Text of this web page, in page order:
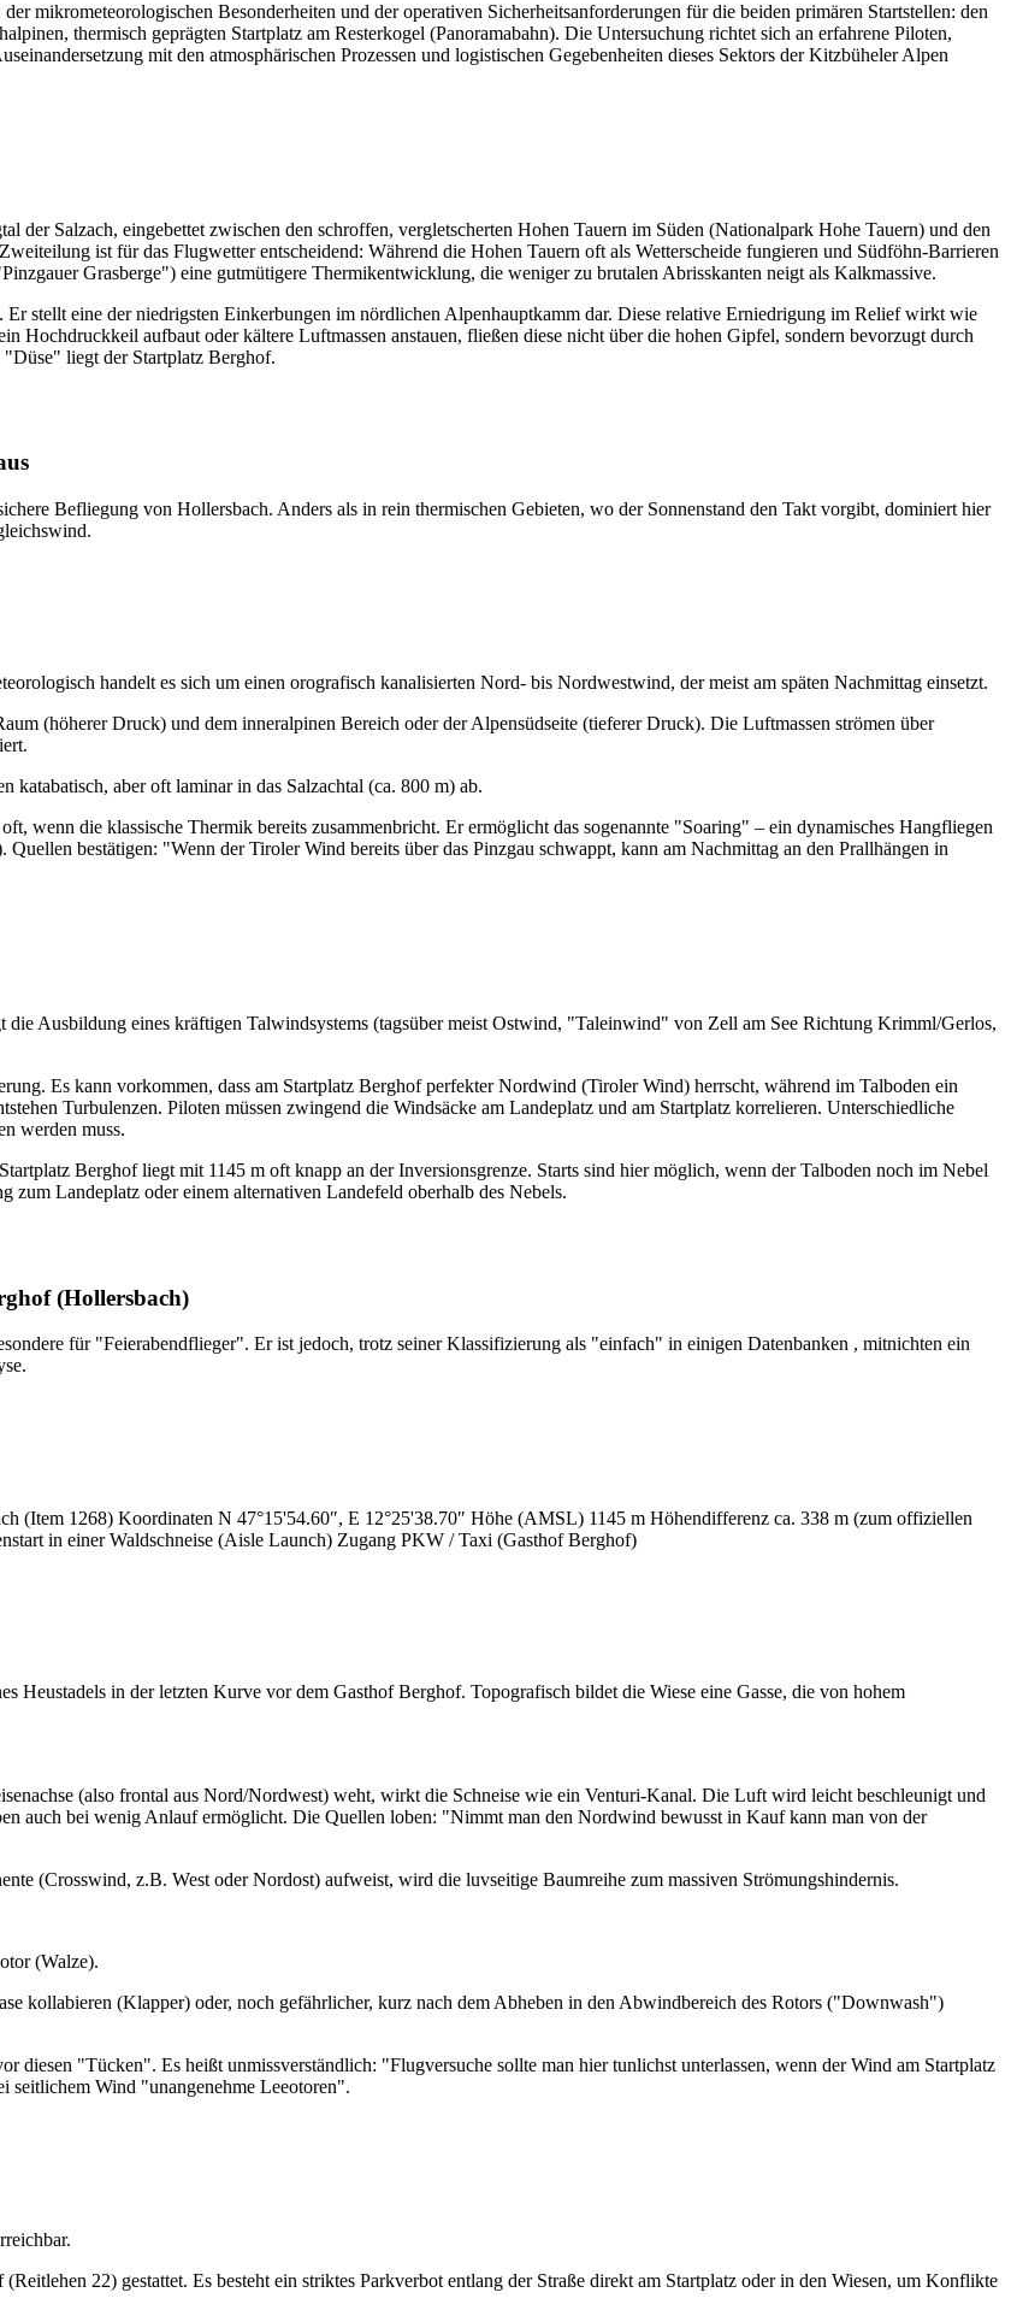
mikrometeorologischen Besonderheiten und der operativen Sicherheitsanforderungen für die beiden primären Startstellen: den
thermisch geprägten Startplatz am Resterkogel (Panoramabahn). Die Untersuchung richtet sich an erfahrene Piloten,
mit den atmosphärischen Prozessen und logistischen Gegebenheiten dieses Sektors der Kitzbüheler Alpen
der Salzach, eingebettet zwischen den schroffen, vergletscherten Hohen Tauern im Süden (Nationalpark Hohe Tauern) und den
ist für das Flugwetter entscheidend: Während die Hohen Tauern oft als Wetterscheide fungieren und Südföhn-Barrieren
Grasberge") eine gutmütigere Thermikentwicklung, die weniger zu brutalen Abrisskanten neigt als Kalkmassive.
stellt eine der niedrigsten Einkerbungen im nördlichen Alpenhauptkamm dar. Diese relative Erniedrigung im Relief wirkt wie
Hochdruckkeil aufbaut oder kältere Luftmassen anstauen, fließen diese nicht über die hohen Gipfel, sondern bevorzugt durch
"Düse" liegt der Startplatz Berghof.
Befliegung von Hollersbach. Anders als in rein thermischen Gebieten, wo der Sonnenstand den Takt vorgibt, dominiert hier
handelt es sich um einen orografisch kanalisierten Nord- bis Nordwestwind, der meist am späten Nachmittag einsetzt.
(höherer Druck) und dem inneralpinen Bereich oder der Alpensüdseite (tieferer Druck). Die Luftmassen strömen über
katabatisch, aber oft laminar in das Salzachtal (ca. 800 m) ab.
wenn die klassische Thermik bereits zusammenbricht. Er ermöglicht das sogenannte "Soaring" – ein dynamisches Hangfliegen
bestätigen: "Wenn der Tiroler Wind bereits über das Pinzgau schwappt, kann am Nachmittag an den Prallhängen in
die Ausbildung eines kräftigen Talwindsystems (tagsüber meist Ostwind, "Taleinwind" von Zell am See Richtung Krimml/Gerlos,
Es kann vorkommen, dass am Startplatz Berghof perfekter Nordwind (Tiroler Wind) herrscht, während im Talboden ein
Turbulenzen. Piloten müssen zwingend die Windsäcke am Landeplatz und am Startplatz korrelieren. Unterschiedliche
werden muss.
Berghof liegt mit 1145 m oft knapp an der Inversionsgrenze. Starts sind hier möglich, wenn der Talboden noch im Nebel
zum Landeplatz oder einem alternativen Landefeld oberhalb des Nebels.
(Hollersbach)
für "Feierabendflieger". Er ist jedoch, trotz seiner Klassifizierung als "einfach" in einigen Datenbanken , mitnichten ein
(Item 1268) Koordinaten N 47°15'54.60″, E 12°25'38.70″ Höhe (AMSL) 1145 m Höhendifferenz ca. 338 m (zum offiziellen
in einer Waldschneise (Aisle Launch) Zugang PKW / Taxi (Gasthof Berghof)
Heustadels in der letzten Kurve vor dem Gasthof Berghof. Topografisch bildet die Wiese eine Gasse, die von hohem
(also frontal aus Nord/Nordwest) weht, wirkt die Schneise wie ein Venturi-Kanal. Die Luft wird leicht beschleunigt und
auch bei wenig Anlauf ermöglicht. Die Quellen loben: "Nimmt man den Nordwind bewusst in Kauf kann man von der
(Crosswind, z.B. West oder Nordost) aufweist, wird die luvseitige Baumreihe zum massiven Strömungshindernis.
(Walze).
kollabieren (Klapper) oder, noch gefährlicher, kurz nach dem Abheben in den Abwindbereich des Rotors ("Downwash")
"Tücken". Es heißt unmissverständlich: "Flugversuche sollte man hier tunlichst unterlassen, wenn der Wind am Startplatz
seitlichem Wind "unangenehme Leeotoren".
22) gestattet. Es besteht ein striktes Parkverbot entlang der Straße direkt am Startplatz oder in den Wiesen, um Konflikte